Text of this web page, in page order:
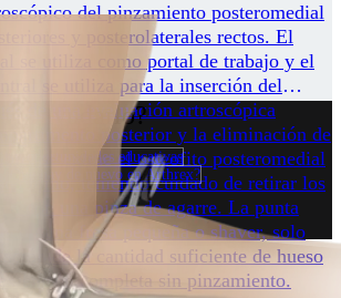
del pinzamiento posteromedial
y posterolaterales rectos. El
se utiliza como portal de trabajo y el
se utiliza para la inserción del
de una evaluación artroscópica
posterior y la eliminación de
se extrae el osteofito posteromedial
teniendo cuidado de retirar los
con una pinza de agarre. La punta
con una fresa pequeña o shaver, solo
de la cantidad suficiente de hueso
completa sin pinzamiento.
ayudarlo?
y oportunidades educativas
hay de nuevo en Arthrex?